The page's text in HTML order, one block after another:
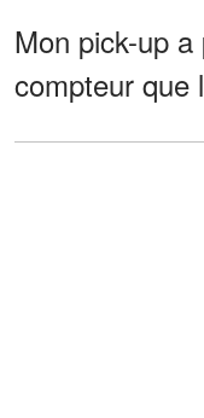
Mon pick-up
compteur que